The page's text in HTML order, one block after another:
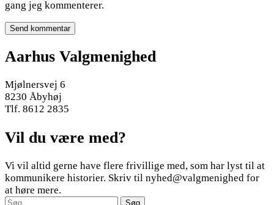
gang jeg kommenterer.
Aarhus Valgmenighed
Mjølnersvej 6
8230 Åbyhøj
Tlf. 8612 2835
Vil du være med?
Vi vil altid gerne have flere frivillige med, som har lyst til at
kommunikere historier. Skriv til nyhed@valgmenighed for
at høre mere.
Søg